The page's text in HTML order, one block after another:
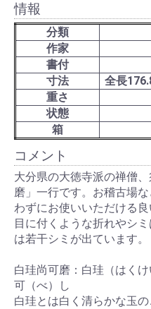
情報
分類
作家
書付
寸法
全長
重さ
状態
箱
コメント
大分県の大徳寺派の禅僧
磨」一行です。お稽古場
わずにお使いいただける良
目に付くような折れやシ
は若干シミが出ています。
白珪尚可磨：白珪（はく
可（べ）し
白珪とは白く清らかな玉